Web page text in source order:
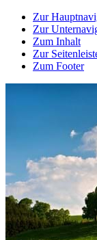
Zur
Zur
Zum Inhalt
Zur
Zum Footer